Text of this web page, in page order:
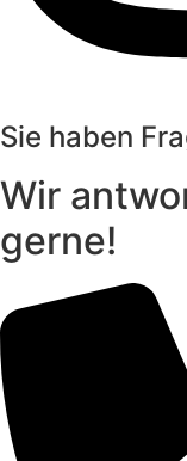
Sie haben
Wir
gerne!